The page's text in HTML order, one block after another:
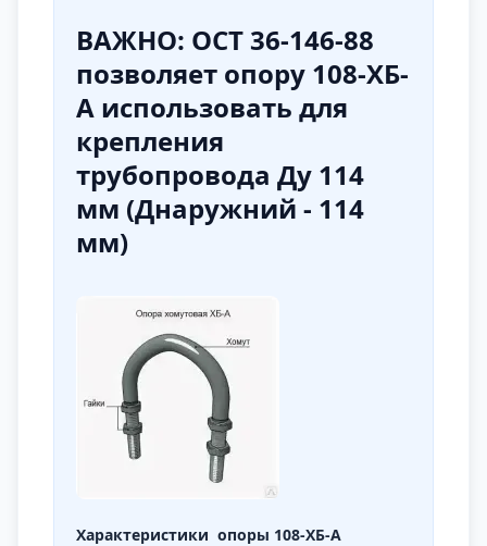
ВАЖНО: ОСТ 36-146-88
позволяет опору 108-ХБ-
А использовать для
крепления
трубопровода Ду 114
мм (Днаружний - 114
мм)
Характеристики опоры 108-ХБ-А